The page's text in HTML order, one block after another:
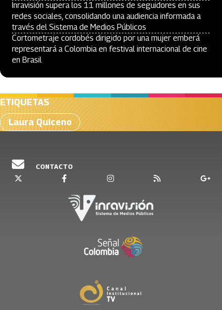
Inravisión supera los 11 millones de seguidores en sus
redes sociales, consolidando una audiencia informada a
través del Sistema de Medios Públicos
Cortometraje cordobés dirigido por una mujer emberá
representará a Colombia en festival internacional de cine
en Brasil
ETIQUETAS
Laura Quiceno
CONTACTO